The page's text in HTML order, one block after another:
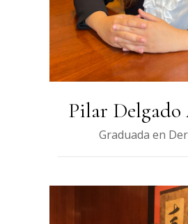
Pilar Delgado
Graduada en